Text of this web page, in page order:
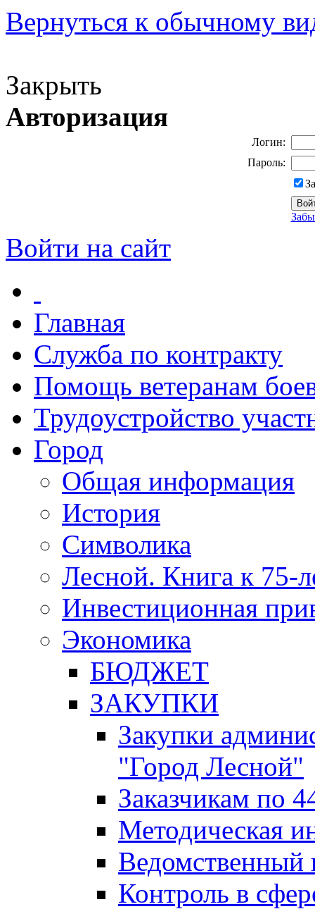
Вернуться к обычному
Закрыть
Авторизация
Логин:
Пароль:
Войти на сайт
Главная
Служба по контракту
Помощь ветеранам
Трудоустройство
Город
Общая информация
История
Символика
Лесной. Книга к 75-
Инвестиционная
Экономика
БЮДЖЕТ
ЗАКУПКИ
Закупки
"Город Лесной"
Заказчикам по
Методическая
Ведомственный
Контроль в